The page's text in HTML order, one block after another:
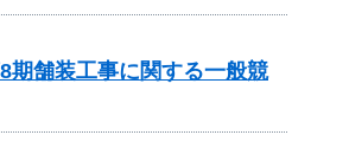
舗装工事に関する一般競